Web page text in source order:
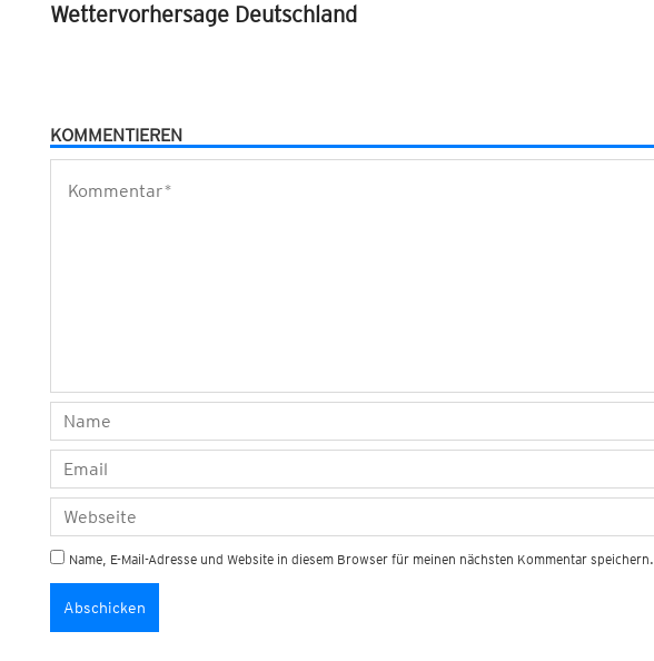
Wettervorhersage Deutschland
KOMMENTIEREN
Name, E-Mail-Adresse und Website in diesem Browser für meinen nächsten Kommentar speichern.